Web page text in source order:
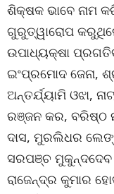
ଶିକ୍ଷକ ଭାବେ ନାମ
ଗୁରୁତ୍ୱାରୋପ
ଉପାଧ୍ୟକ୍ଷା
ଇଂପ୍ରମୋଦ ଜେନା,
ଅନ୍ତର୍ଯ୍ୟାମି ଓଝା,
ରଞ୍ଜନ କର, ବରିଷ୍ଠ
ଦାସ, ମୁରଲିଧର
ସରପଞ୍ଚ ମୁକୁନ୍ଦଦେବ
ରାଜେନ୍ଦ୍ର କୁମାର